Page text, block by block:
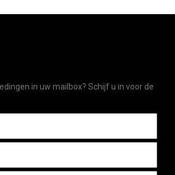
in uw mailbox? Schijf u in voor de